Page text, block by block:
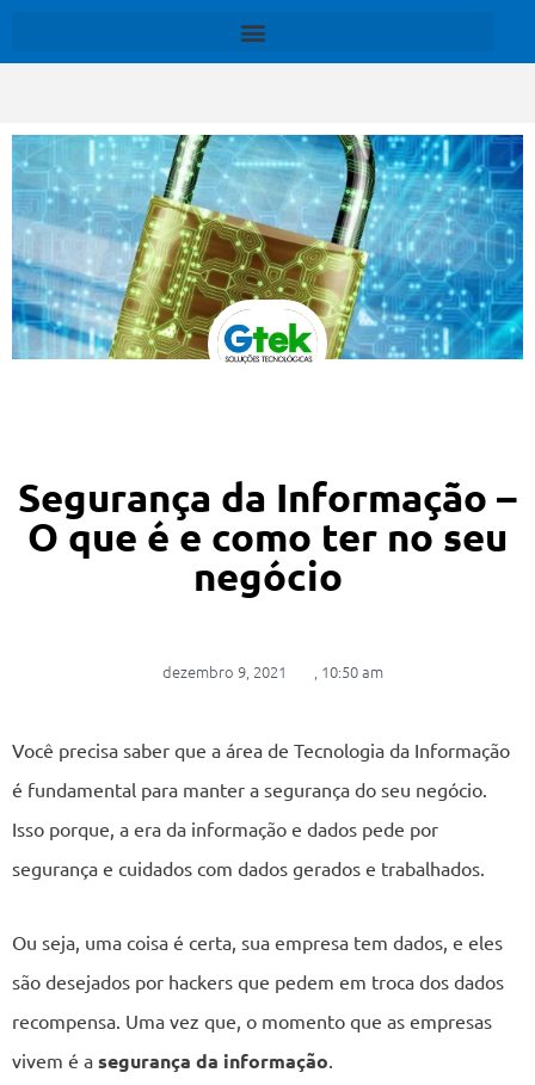
Segurança da Informação –
O que é e como ter no seu
negócio
dezembro 9, 2021 , 10:50 am
Você precisa saber que a área de Tecnologia da Informação
é fundamental para manter a segurança do seu negócio.
Isso porque, a era da informação e dados pede por
segurança e cuidados com dados gerados e trabalhados.
Ou seja, uma coisa é certa, sua empresa tem dados, e eles
são desejados por hackers que pedem em troca dos dados
recompensa. Uma vez que, o momento que as empresas
vivem é a segurança da informação.